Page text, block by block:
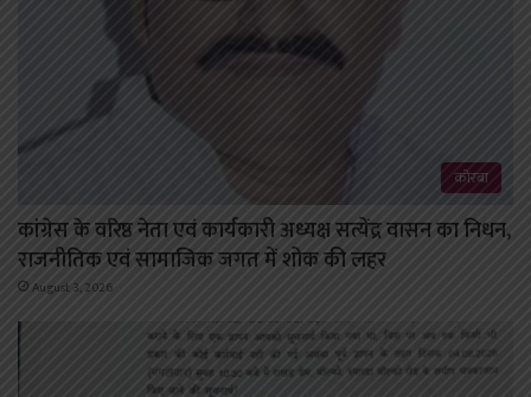
कोरबा
कांग्रेस के वरिष्ठ नेता एवं कार्यकारी अध्यक्ष सत्येंद्र वासन का निधन,
राजनीतिक एवं सामाजिक जगत में शोक की लहर
August 3, 2026